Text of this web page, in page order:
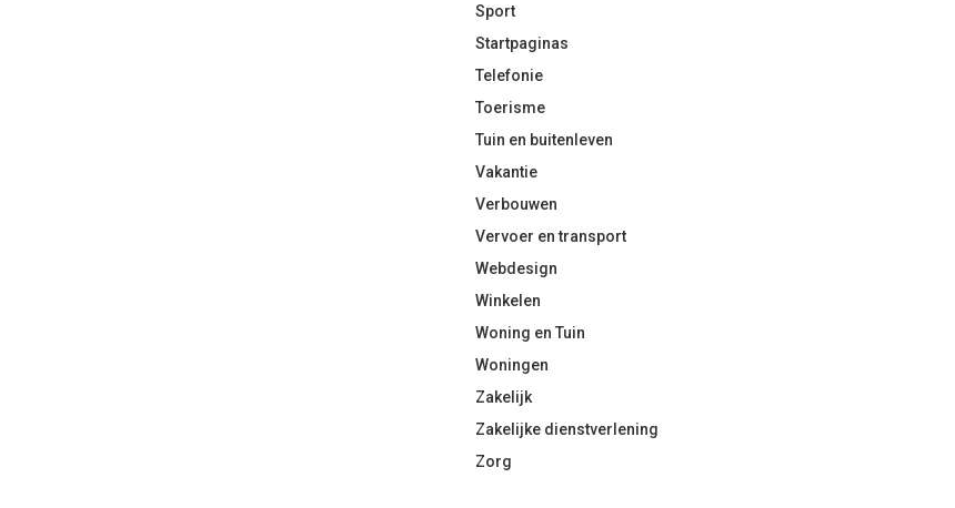
Sport
Startpaginas
Telefonie
Toerisme
Tuin en buitenleven
Vakantie
Verbouwen
Vervoer en transport
Webdesign
Winkelen
Woning en Tuin
Woningen
Zakelijk
Zakelijke dienstverlening
Zorg